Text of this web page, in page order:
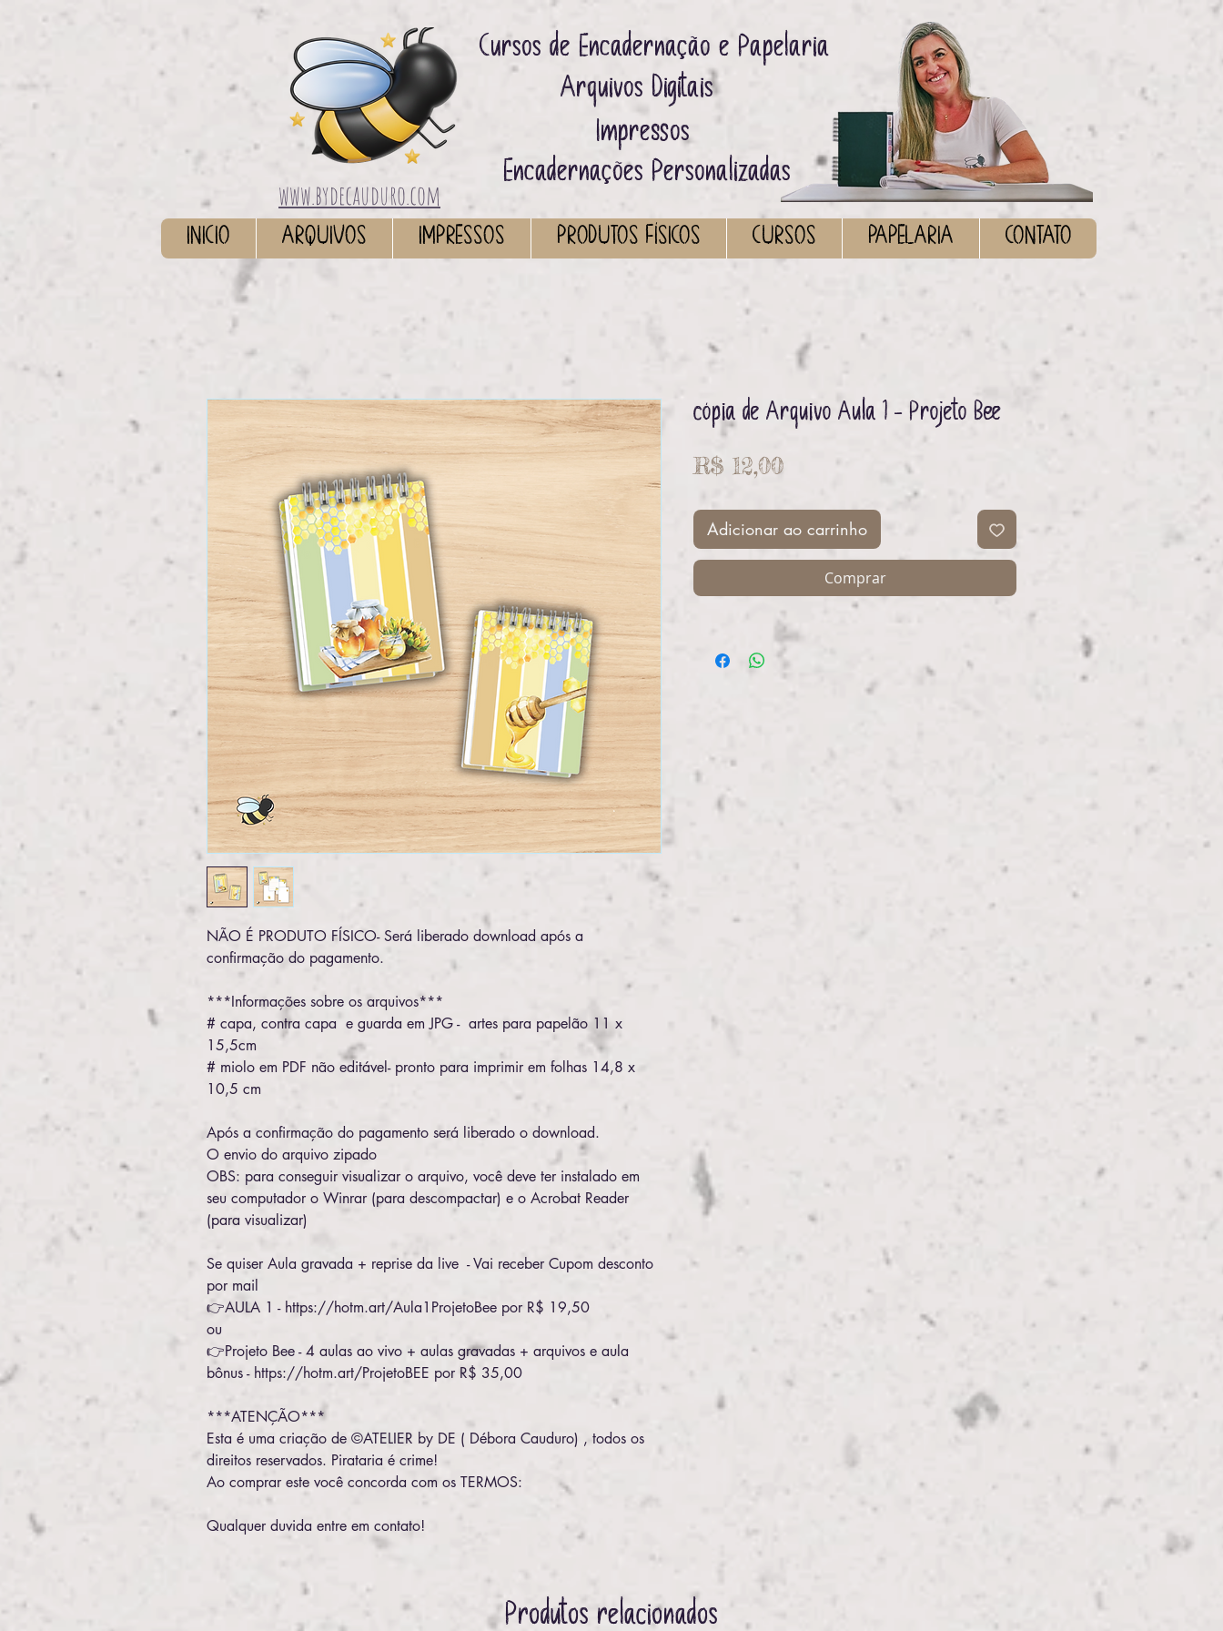
www.bydecauduro.com
Cursos de Encadernação e Papelaria
Arquivos Digitais ​
Impressos ​
Encadernações Personalizadas
INICIO ARQUIVOS IMPRESSOS PRODUTOS FÍSICOS CURSOS PAPELARIA CONTATO
NÃO É PRODUTO FÍSICO- Será liberado download após a
confirmação do pagamento.
***Informações sobre os arquivos***
# capa, contra capa e guarda em JPG - artes para papelão 11 x
15,5cm
# miolo em PDF não editável- pronto para imprimir em folhas 14,8 x
10,5 cm
Após a confirmação do pagamento será liberado o download.
O envio do arquivo zipado
OBS: para conseguir visualizar o arquivo, você deve ter instalado em
seu computador o Winrar (para descompactar) e o Acrobat Reader
(para visualizar)
Se quiser Aula gravada + reprise da live - Vai receber Cupom desconto
por mail
👉AULA 1 - https://hotm.art/Aula1ProjetoBee por R$ 19,50
ou
👉Projeto Bee - 4 aulas ao vivo + aulas gravadas + arquivos e aula
bônus - https://hotm.art/ProjetoBEE por R$ 35,00
***ATENÇÃO***
Esta é uma criação de ©ATELIER by DE ( Débora Cauduro) , todos os
direitos reservados. Pirataria é crime!
Ao comprar este você concorda com os TERMOS:
Qualquer duvida entre em contato!
cópia de Arquivo Aula 1 - Projeto Bee
R$ 12,00Preço
Adicionar ao carrinho
Comprar
Produtos relacionados